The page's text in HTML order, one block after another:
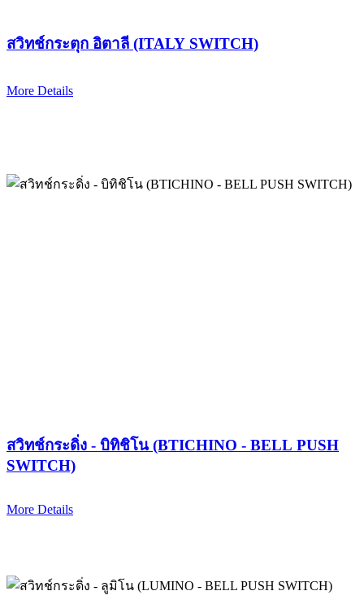
สวิทช์กระตุก อิตาลี (ITALY SWITCH)
More Details
สวิทช์กระดิ่ง - บิทิชิโน (BTICHINO - BELL PUSH
SWITCH)
More Details